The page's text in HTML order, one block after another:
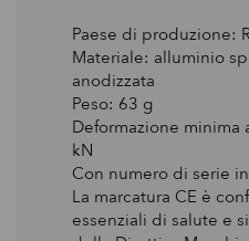
Paese di produzione:
Materiale: alluminio
anodizzata
Peso: 63 g
Deformazione minima
kN
Con numero di serie
La marcatura CE è
essenziali di salute e